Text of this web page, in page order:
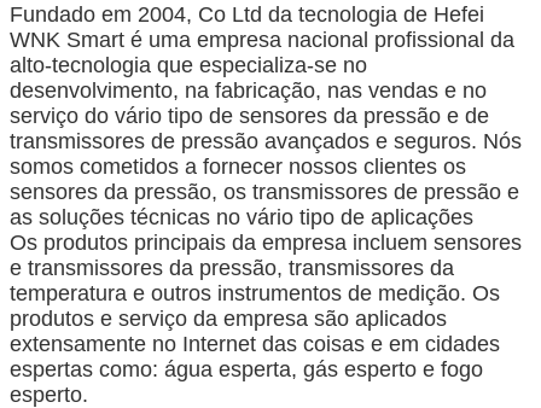
Fundado em 2004, Co Ltd da tecnologia de Hefei
WNK Smart é uma empresa nacional profissional da
alto-tecnologia que especializa-se no
desenvolvimento, na fabricação, nas vendas e no
serviço do vário tipo de sensores da pressão e de
transmissores de pressão avançados e seguros. Nós
somos cometidos a fornecer nossos clientes os
sensores da pressão, os transmissores de pressão e
as soluções técnicas no vário tipo de aplicações
Os produtos principais da empresa incluem sensores
e transmissores da pressão, transmissores da
temperatura e outros instrumentos de medição. Os
produtos e serviço da empresa são aplicados
extensamente no Internet das coisas e em cidades
espertas como: água esperta, gás esperto e fogo
esperto.